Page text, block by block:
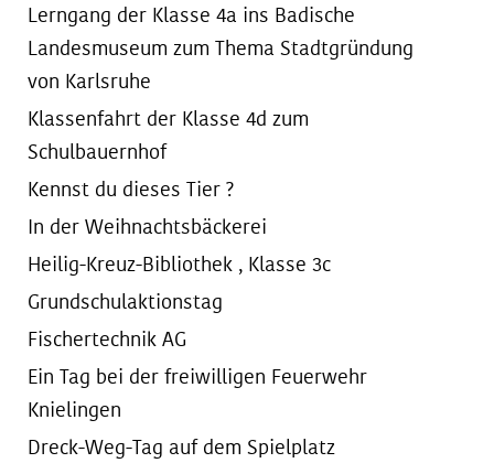
Lerngang der Klasse 4a ins Badische
Landesmuseum zum Thema Stadtgründung
von Karlsruhe
Klassenfahrt der Klasse 4d zum
Schulbauernhof
Kennst du dieses Tier ?
In der Weihnachtsbäckerei
Heilig-Kreuz-Bibliothek , Klasse 3c
Grundschulaktionstag
Fischertechnik AG
Ein Tag bei der freiwilligen Feuerwehr
Knielingen
Dreck-Weg-Tag auf dem Spielplatz